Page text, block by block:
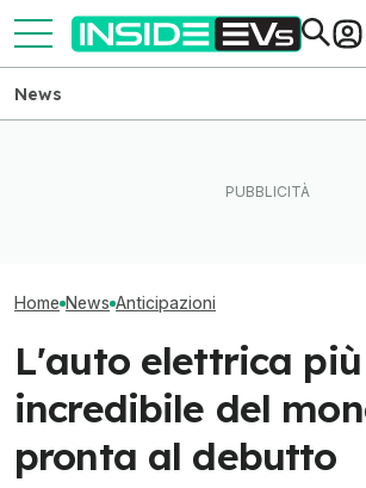
News
Home News Anticipazioni
L'auto elettrica più
incredibile del
pronta al debutto